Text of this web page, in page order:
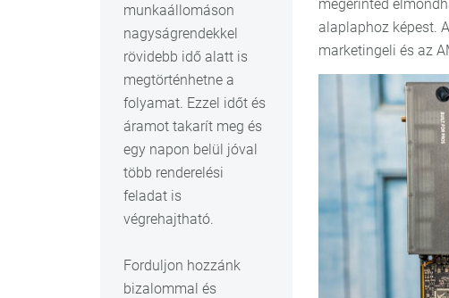
megérinted
alaplaphoz képest.
marketingeli és az
munkaállomáson
nagyságrendekkel
rövidebb idő alatt is
megtörténhetne a
folyamat. Ezzel időt és
áramot takarít meg és
egy napon belül jóval
több renderelési
feladat is
végrehajtható.
Forduljon hozzánk
bizalommal és